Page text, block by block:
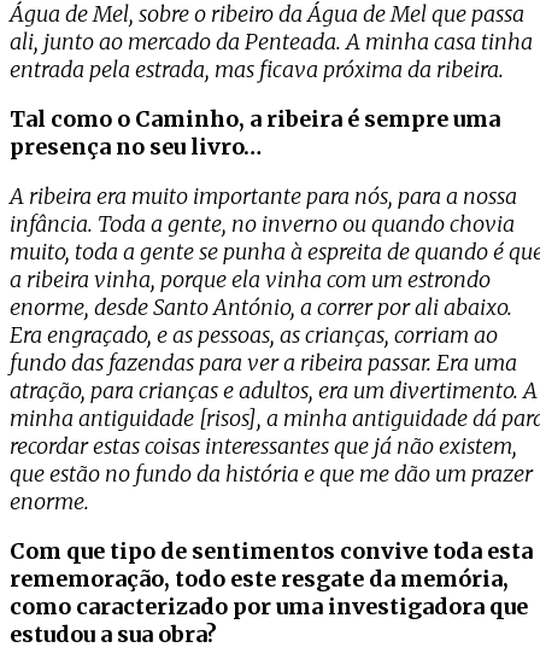
Água de Mel, sobre o ribeiro da Água de Mel que passa
ali, junto ao mercado da Penteada. A minha casa tinha
entrada pela estrada, mas ficava próxima da ribeira.
Tal como o Caminho, a ribeira é sempre uma
presença no seu livro…
A ribeira era muito importante para nós, para a nossa
infância. Toda a gente, no inverno ou quando chovia
muito, toda a gente se punha à espreita de quando é
a ribeira vinha, porque ela vinha com um estrondo
enorme, desde Santo António, a correr por ali abaixo.
Era engraçado, e as pessoas, as crianças, corriam ao
fundo das fazendas para ver a ribeira passar. Era uma
atração, para crianças e adultos, era um divertimento. A
minha antiguidade [risos], a minha antiguidade dá
recordar estas coisas interessantes que já não existem,
que estão no fundo da história e que me dão um prazer
enorme.
Com que tipo de sentimentos convive toda esta
rememoração, todo este resgate da memória,
como caracterizado por uma investigadora que
estudou a sua obra?